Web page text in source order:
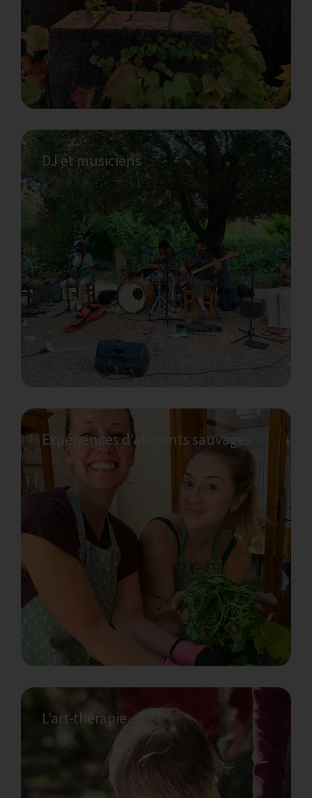
DJ et musiciens
Expériences d’aliments sauvages
Êtes-vous tenté par des aliments
sauvages ?
Selon la période de l’année, il existe de
nombreuses plantes et champignons
comestibles différents à La Bruguera et ses
environs. Venez les déguster et apprendre !
L’art-thérapie
Explorez-vous à travers l'art
L’art-thérapie peut être une forme plus
douce et plus apaisante d’exploration de
soi guidée. Des choses qui peuvent être
difficiles à dire, difficiles à exprimer, peuvent
émerger à travers la création artistique.
Voulez-vous un vélo pendant que vous
Il existe une grande variété de magasins de
location de vélos à Gérone et ses environs,